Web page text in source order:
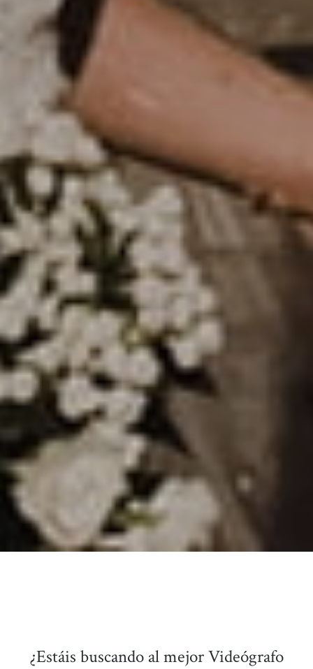
¿Estáis buscando al mejor Videógrafo